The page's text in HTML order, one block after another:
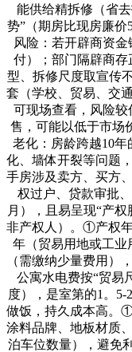
能供给精拆修（省
势”（期房比现房廉
风险：若开辟商资
付）；部门隔辟商存
型、拆修尺度取宣传
套（学校、贸易、交
可现场查看，风险较
售，可能以低于市场
老化：房龄跨越10
化、墙体开裂等问题
手房涉及卖方、买方
权过户、贷款审批
月），且易呈现“产
非产权人）。①产权
年（贸易用地或工业
（需缴纳少量费用）
公寓水电费按“贸易
度），是室第的1。
做饭，持久成本高。
涂料品牌、地板材质
泊车位数量），避免